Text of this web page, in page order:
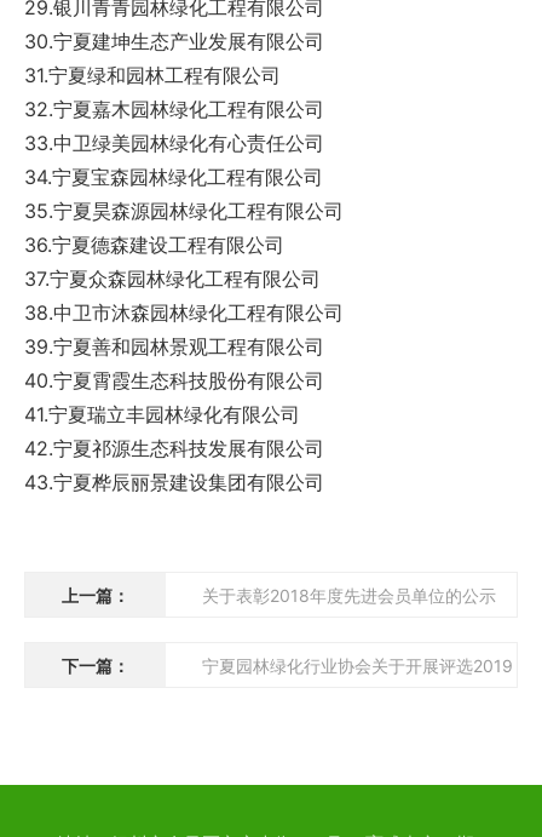
29.银川青青园林绿化工程有限公司
30.宁夏建坤生态产业发展有限公司
31.宁夏绿和园林工程有限公司
32.宁夏嘉木园林绿化工程有限公司
33.中卫绿美园林绿化有心责任公司
34.宁夏宝森园林绿化工程有限公司
35.宁夏昊森源园林绿化工程有限公司
36.宁夏德森建设工程有限公司
37.宁夏众森园林绿化工程有限公司
38.中卫市沐森园林绿化工程有限公司
39.宁夏善和园林景观工程有限公司
40.宁夏霄霞生态科技股份有限公司
41.宁夏瑞立丰园林绿化有限公司
42.宁夏祁源生态科技发展有限公司
43.宁夏桦辰丽景建设集团有限公司
上一篇： 关于表彰2018年度先进会员单位的公示
下一篇： 宁夏园林绿化行业协会关于开展评选2019